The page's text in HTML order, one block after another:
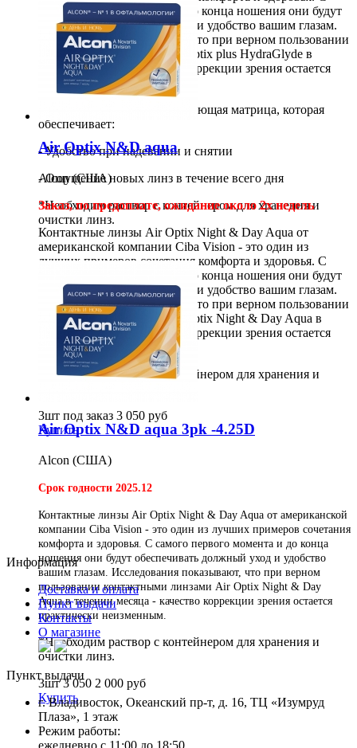
самого первого момента и до конца ношения они будут
обеспечивать должный уход и удобство вашим глазам.
Исследования показывают, что при верном пользовании
контактными линзами Air Optix plus HydraGlyde в
течении месяца - качество коррекции зрения остается
практически неизменным.
HYDRAGLYDE® - увлажняющая матрица, которая
обеспечивает:
- Удобство при надевании и снятии
- Ощущение новых линз в течение всего дня
*Необходим раствор с контейнером для хранения и
очистки линз.
3 100руб
Купить
Air Optix N&D aqua
Alcon (США)
Заказ, по предоплате, ожидание около 2х недель
Контактные линзы Air Optix Night & Day Aqua от
американской компании Ciba Vision - это один из
лучших примеров сочетания комфорта и здоровья. С
самого первого момента и до конца ношения они будут
обеспечивать должный уход и удобство вашим глазам.
Исследования показывают, что при верном пользовании
контактными линзами Air Optix Night & Day Aqua в
течении месяца - качество коррекции зрения остается
практически неизменным.
*Необходим раствор с контейнером для хранения и
3шт под заказ 3 050 руб
Купить
Air Optix N&D aqua 3pk -4.25D
Alcon (США)
Срок годности 2025.12
Контактные линзы Air Optix Night & Day Aqua от американской
компании Ciba Vision - это один из лучших примеров сочетания
комфорта и здоровья. С самого первого момента и до конца
ношения они будут обеспечивать должный уход и удобство
вашим глазам. Исследования показывают, что при верном
пользовании контактными линзами Air Optix Night & Day
Aqua в течении месяца - качество коррекции зрения остается
практически неизменным.
*Необходим раствор с контейнером для хранения и
очистки линз.
3шт 3 050 2 000 руб
Купить
Информация
Доставка и оплата
Пункт выдачи
Контакты
О магазине
Пункт выдачи
г. Владивосток, Океанский пр-т, д. 16, ТЦ «Изумруд
Плаза», 1 этаж
Режим работы: